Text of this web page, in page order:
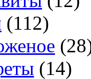
(112)
(14)